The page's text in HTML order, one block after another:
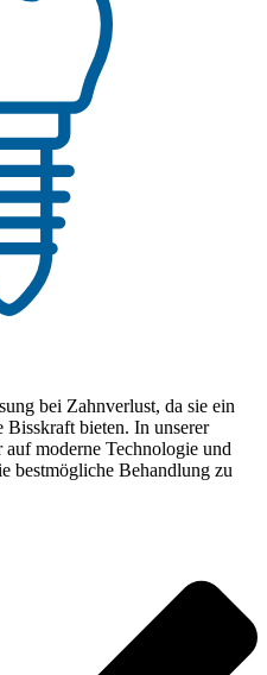
bei Zahnverlust, da sie ein
Bisskraft bieten. In unserer
moderne Technologie und
bestmögliche Behandlung zu